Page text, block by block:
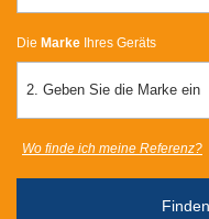
Die Marke Ihres Geräts
2. Geben Sie die Marke ein
Wo finde ich meine Referenz?